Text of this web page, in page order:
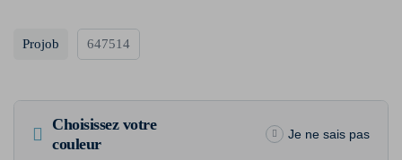
Projob 647514
Choisissez votre
couleur
Je ne sais pas